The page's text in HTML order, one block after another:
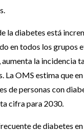
la diabetes está
en todos los grupos
aumenta la incidencia
La OMS estima que
de personas con
cifra para 2030.
de diabetes en